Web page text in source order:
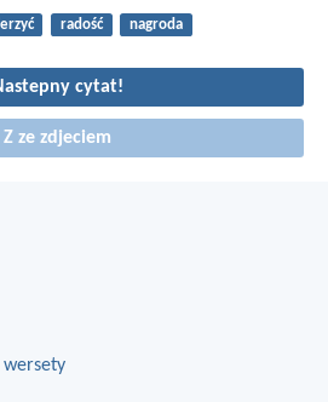
radość nagroda
cytat!
Z ze zdjeciem
wersety